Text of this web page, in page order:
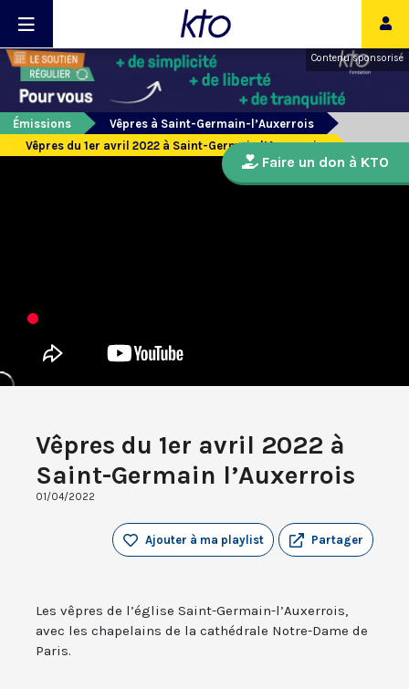
Contenu sponsorisé
Émissions
Vêpres à Saint-Germain-l’Auxerrois
Vêpres du 1er avril 2022 à Saint-Germain l’Auxerrois
Vêpres du 1er avril 2022 à
Saint-Germain l’Auxerrois
01/04/2022
Partager
Ajouter à ma playlist
Les vêpres de l’église Saint-Germain-l’Auxerrois,
avec les chapelains de la cathédrale Notre-Dame de
Paris.
Faire un don à KTO